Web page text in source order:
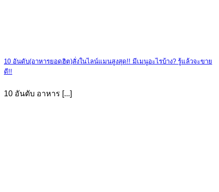
10 อันดับ(อาหารยอดฮิต)สั่งในไลน์แมนสูงสุด!! มีเมนูอะไรบ้าง? รู้แล้วจะขาย
ดี!!
10 อันดับ อาหาร [...]